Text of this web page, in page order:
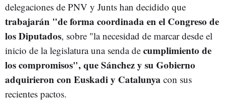
delegaciones de PNV y Junts han decidido que
trabajarán "de forma coordinada en el Congreso de
los Diputados, sobre "la necesidad de marcar desde el
inicio de la legislatura una senda de cumplimiento de
los compromisos", que Sánchez y su Gobierno
adquirieron con Euskadi y Catalunya con sus
recientes pactos.